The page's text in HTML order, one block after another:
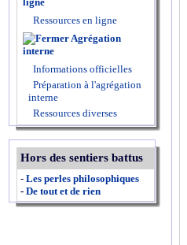
Ressources en ligne
Agrégation
interne
Informations officielles
Préparation à l'agrégation
interne
Ressources diverses
Hors des sentiers battus
- Les perles philosophiques
- De tout et de rien